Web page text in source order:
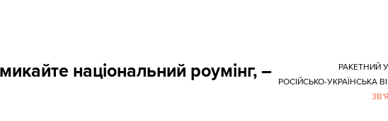
національний роумінг, –
РАКЕТНИЙ
РОСІЙСЬКО-УКРАЇНСЬКА